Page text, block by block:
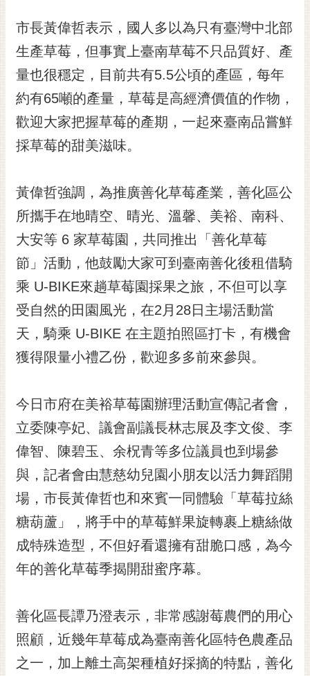
祭
網
站
導
覽
訂
閱
訂
閱
電
子
報
市
民
信
箱
English
本
語
隱
私
權
及
安
全
政
策
資
料
開
放
市長黃偉哲表示，國人多以為只有臺灣中北部
生產草莓，但事實上臺南草莓不只品質好、產
量也很穩定，目前共有5.5公頃的產區，每年
約有65噸的產量，草莓是高經濟價值的作物，
歡迎大家把握草莓的產期，一起來臺南品嘗鮮
採草莓的甜美滋味。
黃偉哲強調，為推廣善化草莓產業，善化區公
所攜手在地晴空、晴光、溫馨、美裕、南科、
大安等 6 家草莓園，共同推出「善化草莓
節」活動，他鼓勵大家可到臺南善化後租借騎
乘 U-BIKE來趟草莓園採果之旅，不但可以享
受自然的田園風光，在2月28日主場活動當
天，騎乘 U-BIKE 在主題拍照區打卡，有機會
獲得限量小禮乙份，歡迎多多前來參與。
今日市府在美裕草莓園辦理活動宣傳記者會，
立委陳亭妃、議會副議長林志展及李文俊、李
偉智、陳碧玉、余柷青等多位議員也到場參
與，記者會由慧慈幼兒園小朋友以活力舞蹈開
場，市長黃偉哲也和來賓一同體驗「草莓拉絲
糖葫蘆」，將手中的草莓鮮果旋轉裹上糖絲做
成特殊造型，不但好看還擁有甜脆口感，為今
年的善化草莓季揭開甜蜜序幕。
善化區長譚乃澄表示，非常感謝莓農們的用心
照顧，近幾年草莓成為臺南善化區特色農產品
之一，加上離土高架種植好採摘的特點，善化